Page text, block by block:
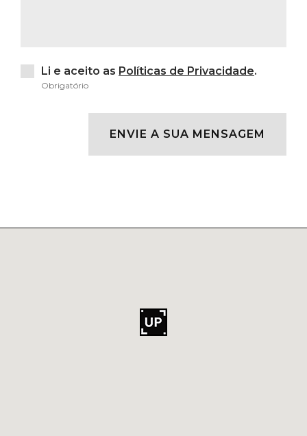
Li e aceito as Políticas de Privacidade.
Obrigatório